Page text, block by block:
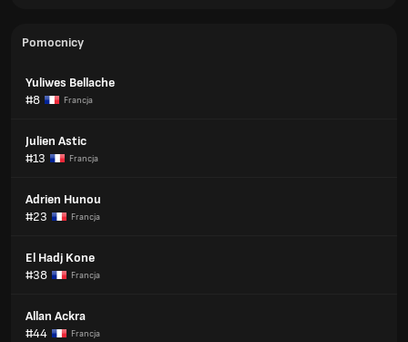
Pomocnicy
Yuliwes Bellache
#8
Francja
Julien Astic
#13
Francja
Adrien Hunou
#23
Francja
El Hadj Kone
#38
Francja
Allan Ackra
#44
Francja